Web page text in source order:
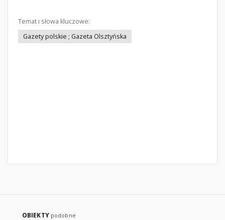
Temat i słowa kluczowe:
Gazety polskie ; Gazeta Olsztyńska
OBIEKTY podobne